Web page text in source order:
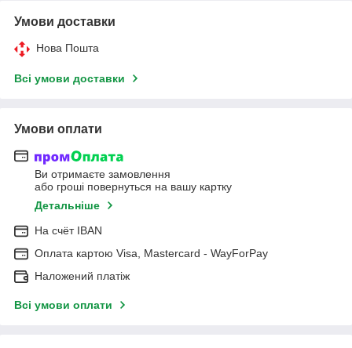
Умови доставки
Нова Пошта
Всі умови доставки
Умови оплати
Ви отримаєте замовлення
або гроші повернуться на вашу картку
Детальніше
На cчёт IBAN
Оплата картою Visa, Mastercard - WayForPay
Наложений платіж
Всі умови оплати